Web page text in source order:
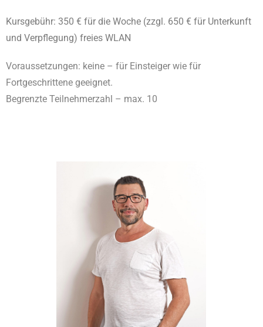
Kursgebühr: 350 € für die Woche (zzgl. 650 € für Unterkunft
und Verpflegung) freies WLAN
Voraussetzungen: keine – für Einsteiger wie für
Fortgeschrittene geeignet.
Begrenzte Teilnehmerzahl – max. 10